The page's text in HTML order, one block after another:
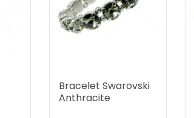
Bracelet Swarovski
Anthracite